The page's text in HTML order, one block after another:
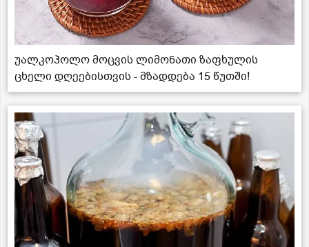
უალკოჰოლო მოცვის ლიმონათი ზაფხულის
ცხელი დღეებისთვის - მზადდება 15 წუთში!